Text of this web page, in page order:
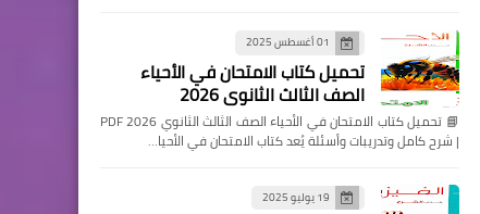
01 أغسطس 2025
تحميل كتاب الامتحان في الأحياء
الصف الثالث الثانوي 2026
📘 تحميل كتاب الامتحان في الأحياء الصف الثالث الثانوي 2026 PDF
| شرح كامل وتدريبات وأسئلة يُعد كتاب الامتحان في الأحيا…
19 يوليو 2025